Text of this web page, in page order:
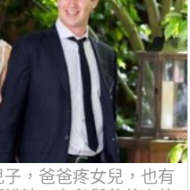
，爸爸疼女兒，也有